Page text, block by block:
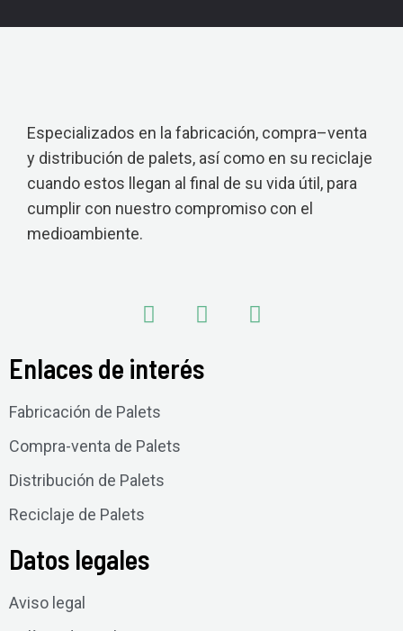
Especializados en la fabricación, compra–venta
y distribución de palets, así como en su reciclaje
cuando estos llegan al final de su vida útil, para
cumplir con nuestro compromiso con el
medioambiente.
Enlaces de interés
Fabricación de Palets
Compra-venta de Palets
Distribución de Palets
Reciclaje de Palets
Datos legales
Aviso legal